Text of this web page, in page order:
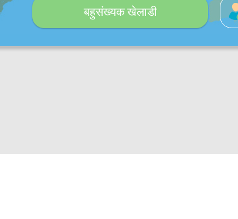
बहुसंख्यक खेलाडी